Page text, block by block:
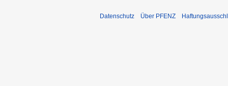
Datenschutz Über PFENZ